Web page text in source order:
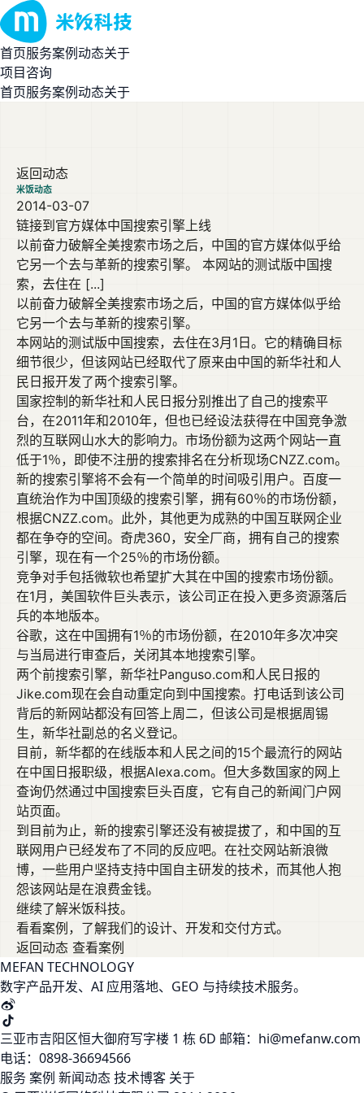
首页服务案例动态关于
项目咨询
首页服务案例动态关于
返回动态
米饭动态
2014-03-07
链接到官方媒体中国搜索引擎上线
以前奋力破解全美搜索市场之后，中国的官方媒体似乎给
它另一个去与革新的搜索引擎。 本网站的测试版中国搜
索，去住在 [...]
以前奋力破解全美搜索市场之后，中国的官方媒体似乎给
它另一个去与革新的搜索引擎。
本网站的测试版中国搜索，去住在3月1日。它的精确目标
细节很少，但该网站已经取代了原来由中国的新华社和人
民日报开发了两个搜索引擎。
国家控制的新华社和人民日报分别推出了自己的搜索平
台，在2011年和2010年，但也已经设法获得在中国竞争激
烈的互联网山水大的影响力。市场份额为这两个网站一直
低于1％，即使不注册的搜索排名在分析现场CNZZ.com。
新的搜索引擎将不会有一个简单的时间吸引用户。百度一
直统治作为中国顶级的搜索引擎，拥有60％的市场份额，
根据CNZZ.com。此外，其他更为成熟的中国互联网企业
都在争夺的空间。奇虎360，安全厂商，拥有自己的搜索
引擎，现在有一个25％的市场份额。
竞争对手包括微软也希望扩大其在中国的搜索市场份额。
在1月，美国软件巨头表示，该公司正在投入更多资源落后
兵的本地版本。
谷歌，这在中国拥有1％的市场份额，在2010年多次冲突
与当局进行审查后，关闭其本地搜索引擎。
两个前搜索引擎，新华社Panguso.com和人民日报的
Jike.com现在会自动重定向到中国搜索。打电话到该公司
背后的新网站都没有回答上周二，但该公司是根据周锡
生，新华社副总的名义登记。
目前，新华都的在线版本和人民之间的15个最流行的网站
在中国日报职级，根据Alexa.com。但大多数国家的网上
查询仍然通过中国搜索巨头百度，它有自己的新闻门户网
站页面。
到目前为止，新的搜索引擎还没有被提拔了，和中国的互
联网用户已经发布了不同的反应吧。在社交网站新浪微
博，一些用户坚持支持中国自主研发的技术，而其他人抱
怨该网站是在浪费金钱。
继续了解米饭科技。
看看案例，了解我们的设计、开发和交付方式。
返回动态 查看案例
MEFAN TECHNOLOGY
数字产品开发、AI 应用落地、GEO 与持续技术服务。
三亚市吉阳区恒大御府写字楼 1 栋 6D 邮箱：hi@mefanw.com
电话：0898-36694566
服务案例 新闻动态技术博客 关于